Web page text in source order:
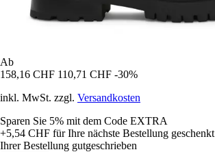
Ab
158,16 CHF 110,71 CHF -30%
inkl. MwSt. zzgl. Versandkosten
Sparen Sie 5% mit dem Code EXTRA
+5,54 CHF für Ihre nächste Bestellung geschenkt
Ihrer Bestellung gutgeschrieben